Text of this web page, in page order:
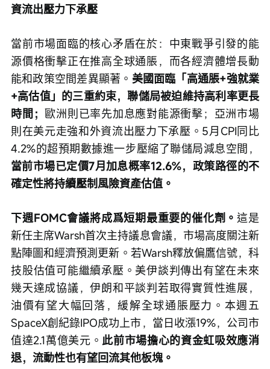
資流出壓力下承壓
當前市場面臨的核心矛盾在於：中東戰爭引發的能
源價格衝擊正在推高全球通脹，而各經濟體增長動
能和政策空間差異顯著。 美國面臨「高通脹+強就業
+高估值」的三重約束，聯儲局被迫維持高利率更長
時間； 歐洲則已率先加息應對能源衝擊；亞洲市場
則在美元走強和外資流出壓力下承壓。5月CPI同比
4.2%的超預期數據進一步壓縮了聯儲局減息空間，
當前市場已定價7月加息概率12.6%，政策路徑的不
確定性將持續壓制風險資產估值。
下週FOMC會議將成爲短期最重要的催化劑。這是
新任主席Warsh首次主持議息會議，市場高度關注新
點陣圖和經濟預測更新。若Warsh釋放偏鷹信號，科
技股估值可能繼續承壓。美伊談判傳出有望在未來
幾天達成協議，伊朗和平談判若取得實質性進展，
油價有望大幅回落，緩解全球通脹壓力。本週五
SpaceX創紀錄IPO成功上市，當日收漲19%，公司市
值達2.1萬億美元。此前市場擔心的資金虹吸效應消
退，流動性也有望回流其他板塊。